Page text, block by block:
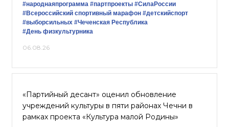
#народнаяпрограмма #партпроекты #СилаРоссии
#Всероссийский спортивный марафон #детскийспорт
#выборсильных #Чеченская Республика
#День физкультурника
06.08.26
«Партийный десант» оценил обновление
учреждений культуры в пяти районах Чечни в
рамках проекта «Культура малой Родины»